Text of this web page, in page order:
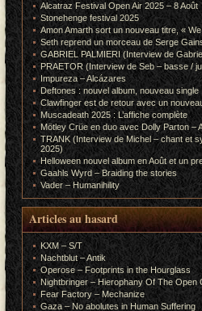
Alcatraz Festival Open Air 2025 – 8 Août
Stonehenge festival 2025
Amon Amarth sort un nouveau titre, «
Seth reprend un morceau de Serge
GABRIEL PALMIERI (Interview de
PRAETOR (Interview de Seb – basse /
Impureza – Alcázares
Deftones : nouvel album, nouveau single
Clawfinger est de retour avec un
Muscadeath 2025 : L’affiche complète
Mötley Crüe en duo avec Dolly Parton –
TRANK (Interview de Michel – chant et
2025)
Helloween nouvel album en Août et un
Gaahls Wyrd – Braiding the stories
Vader – Humanihility
Articles au hasard
KXM – S/T
Nachtblut – Antik
Operose – Footprints in the Hourglass
Nightbringer – Hierophany Of The Open
Fear Factory – Mechanize
Gaza – No abolutes in Human Suffering